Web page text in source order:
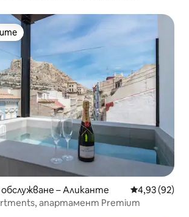
– Аликанте Средна
4,93 (92)
апартамент Premium